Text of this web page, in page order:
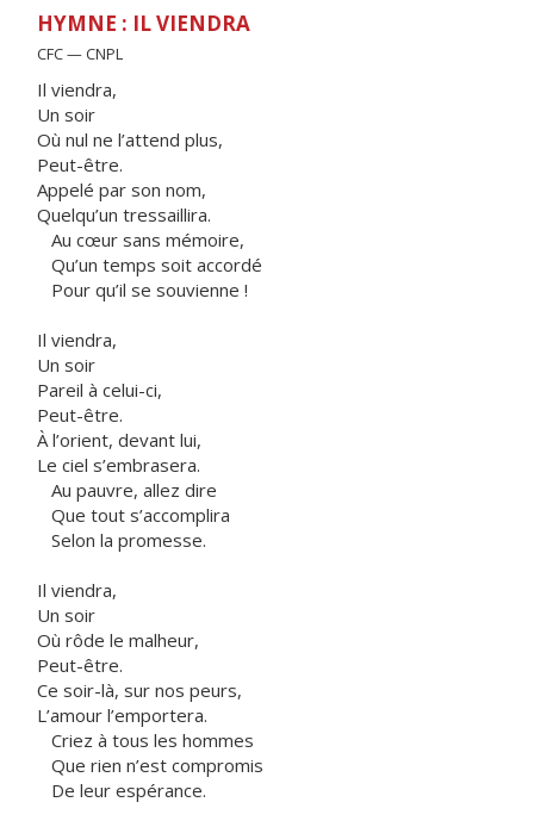
HYMNE : IL VIENDRA
CFC — CNPL
Il viendra,
Un soir
Où nul ne l’attend plus,
Peut-être.
Appelé par son nom,
Quelqu’un tressaillira.
Au cœur sans mémoire,
Qu’un temps soit accordé
Pour qu’il se souvienne !
Il viendra,
Un soir
Pareil à celui-ci,
Peut-être.
À l’orient, devant lui,
Le ciel s’embrasera.
Au pauvre, allez dire
Que tout s’accomplira
Selon la promesse.
Il viendra,
Un soir
Où rôde le malheur,
Peut-être.
Ce soir-là, sur nos peurs,
L’amour l’emportera.
Criez à tous les hommes
Que rien n’est compromis
De leur espérance.